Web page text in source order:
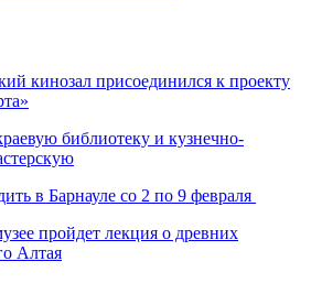
кинозал присоединился к проекту
библиотеку и кузнечно-
в Барнауле со 2 по 9 февраля
пройдет лекция о древних
Алтая